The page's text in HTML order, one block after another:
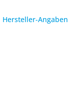
Hersteller-Angaben